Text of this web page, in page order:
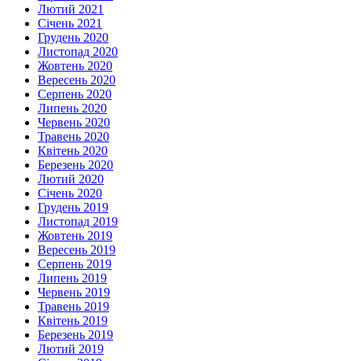
Лютий 2021
Січень 2021
Грудень 2020
Листопад 2020
Жовтень 2020
Вересень 2020
Серпень 2020
Липень 2020
Червень 2020
Травень 2020
Квітень 2020
Березень 2020
Лютий 2020
Січень 2020
Грудень 2019
Листопад 2019
Жовтень 2019
Вересень 2019
Серпень 2019
Липень 2019
Червень 2019
Травень 2019
Квітень 2019
Березень 2019
Лютий 2019